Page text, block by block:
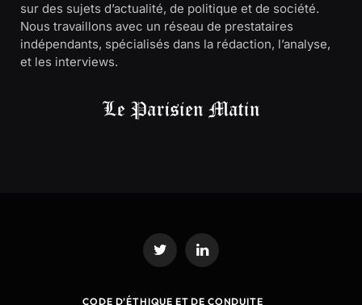
sur des sujets d’actualité, de politique et de société.
Nous travaillons avec un réseau de prestataires
indépendants, spécialisés dans la rédaction, l’analyse,
et les interviews.
Twitter LinkedIn
CODE D’ÉTHIQUE ET DE CONDUITE